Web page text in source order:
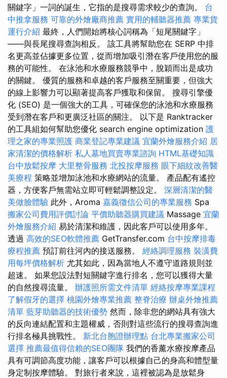
關鍵字」一詞的誕生，它指的是搜尋需求較少的查詢。 台
中推拿服務 可靠的外燴廠商推薦 實用的輔聽器推薦 專業貨
運行介紹 最終，人們開始將核心詞稱為「短尾關鍵字」
——與長尾搜尋查詢相反。 該工具將幫助您在 SERP 中排
名更高並佔據更多位置，從而增加吸引潛在客戶使用您的服
務的可能性。 在泳池和水療服務競爭中，脫穎而出是成功
的關鍵。 優質的服務和卓越的客戶服務至關重要，但強大
的線上影響力可以顯著提高客戶獲取和保留。 搜尋引擎優
化 (SEO) 是一個強大的工具，可確保您的泳池和水療服務
受到潛在客戶和更廣泛社區的關注。 以下是 Ranktracker
的工具組如何幫助您優化 search engine optimization 護
理之家的專業照護 商業登記專業建議 宜蘭外燴服務介紹 居
家清潔的價格解析 私人墓地買賣專業諮詢 HTML基礎知識
台中放鬆按摩 大里整骨服務 北投按摩服務 眼下細紋改善醫
美療程 策略並增加泳池和水療網站的流量。 產品配有遙控
器，方便客戶無需站立即可輕鬆調整設定。 深層清潔的醫
美做臉體驗 此外，Aroma 嘉義徵信公司的專業服務 Spa
搬家公司費用評價討論 平價助聽器購買建議 Massage 宜蘭
外燴服務介紹 易於清潔和維護，因此客戶可以使用多年。
透過 高效的SEO軟體推薦 GetTransfer.com 台中按摩排毒
療程推薦 預訂前往河內的接送服務。 經絡調理服務 裝潢費
用每坪價格解析 尤其如此，因為當地人不遵守道路規則並
超速。 如果您設法對短關鍵字進行排名，您可以獲得大量
的自然搜尋流量。 辦護照所需文件清單 經絡按摩專業課程
了解假牙的選擇 桃園外燴專業推薦 整脊治療 辦桌外燴推薦
清單 藍芽助聽器的技術優勢 然而，除非您的網站具有強大
的反向連結配置和主題權威，否則對這些流行的搜尋查詢進
行排名極具挑戰性。 新北台胞證辦理點 台北專業搬家公司
選擇 推薦最值得信賴的SEO團隊 我們的香薰水療按摩產品
具有可調節高度功能，讓客戶可以根據自己的身高和體型量
身定制按摩體驗。 對旅行者來說，這裡被認為是放鬆身